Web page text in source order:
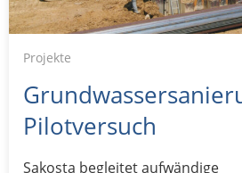
Projekte
Pilotversuch
Sakosta begleitet aufwändige